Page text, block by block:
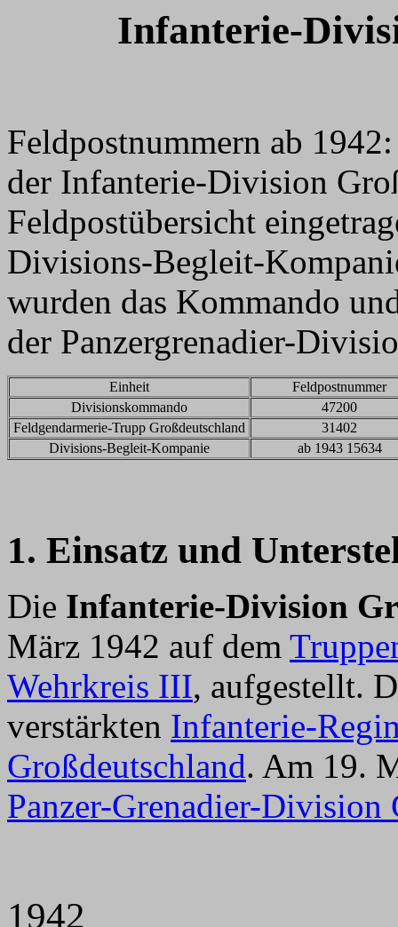
Infanterie-
Feldpostnummern ab
der Infanterie-Division
Feldpostübersicht
Divisions-Begleit-
wurden das Kommando
der Panzergrenadier-
Einheit
Feldpostnummer
Divisionskommando
47200
Feldgendarmerie-Trupp Großdeutschland
31402
Divisions-Begleit-Kompanie
ab 1943 15634
1. Einsatz und
Die Infanterie-Division
März 1942 auf dem
Wehrkreis III, aufgestellt.
verstärkten Infanterie-
Großdeutschland. Am 19.
Panzer-Grenadier-Division
1942